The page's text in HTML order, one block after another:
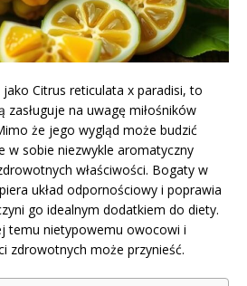
Citrus reticulata x paradisi, to
na uwagę miłośników
że jego wygląd może budzić
w sobie niezwykle aromatyczny
właściwości. Bogaty w
układ odpornościowy i poprawia
go idealnym dodatkiem do diety.
temu nietypowemu owocowi i
zdrowotnych może przynieść.